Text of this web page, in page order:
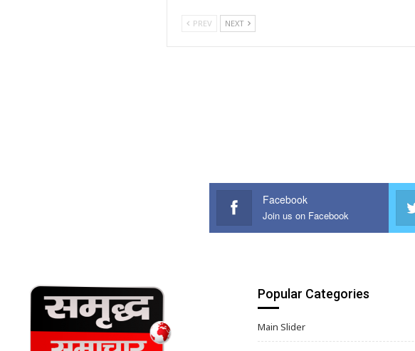
PREV NEXT
Facebook
Join us on Facebook
Popular Categories
Main Slider